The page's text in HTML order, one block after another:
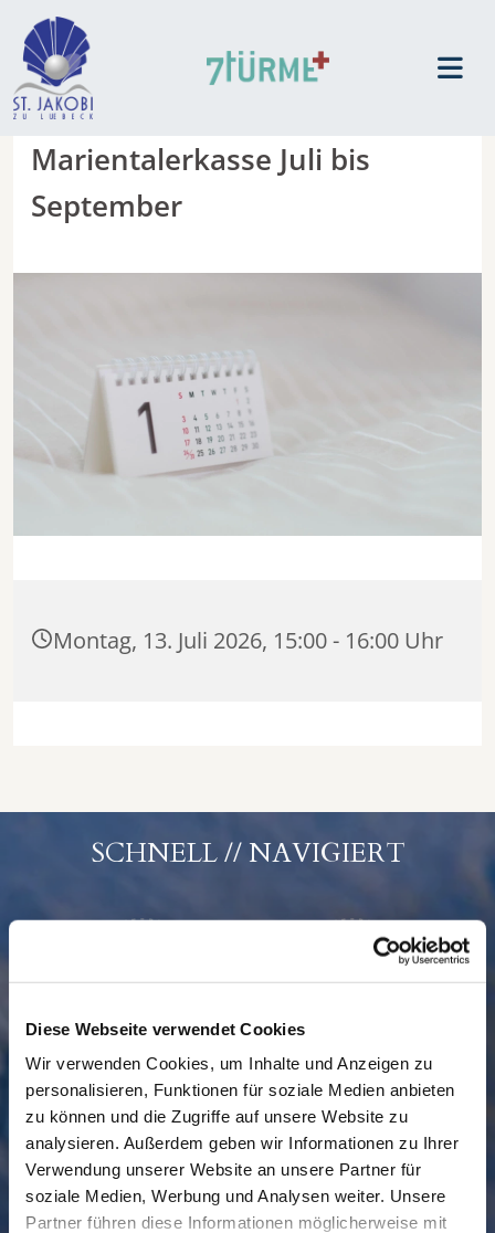
Diese Webseite verwendet Cookies
Wir verwenden Cookies, um Inhalte und Anzeigen zu
personalisieren, Funktionen für soziale Medien anbieten
zu können und die Zugriffe auf unsere Website zu
analysieren. Außerdem geben wir Informationen zu Ihrer
Verwendung unserer Website an unsere Partner für
soziale Medien, Werbung und Analysen weiter. Unsere
Partner führen diese Informationen möglicherweise mit
Marientalerkasse Juli bis
September
Montag, 13. Juli 2026, 15:00 - 16:00 Uhr
SCHNELL // NAVIGIERT
GEMEINDE BESUCHEN